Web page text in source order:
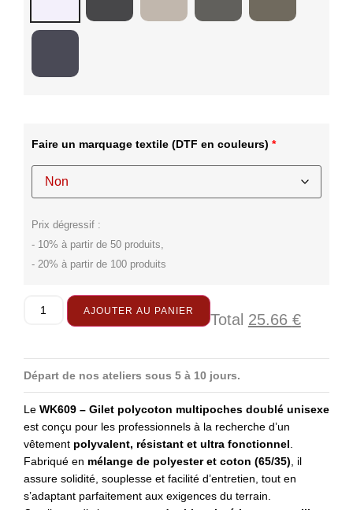
Faire un marquage textile (DTF en couleurs) *
Prix dégressif :
- 10% à partir de 50 produits,
- 20% à partir de 100 produits
AJOUTER AU PANIER Total 25.66 €
Départ de nos ateliers sous 5 à 10 jours.
Le WK609 – Gilet polycoton multipoches doublé unisexe
est conçu pour les professionnels à la recherche d’un
vêtement polyvalent, résistant et ultra fonctionnel
Fabriqué en mélange de polyester et coton (65/35) , il
assure solidité, souplesse et facilité d’entretien, tout en
s’adaptant parfaitement aux exigences du terrain.